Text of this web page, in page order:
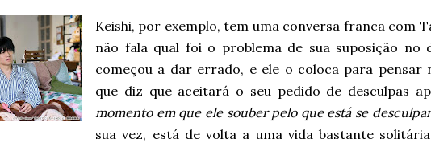
Keishi, por exemplo, tem uma conversa franca com
não fala qual foi o problema de sua suposição no
começou a dar errado, e ele o coloca para pensar
que diz que aceitará o seu pedido de desculpas
momento em que ele souber pelo que está se
sua vez, está de volta a uma vida bastante